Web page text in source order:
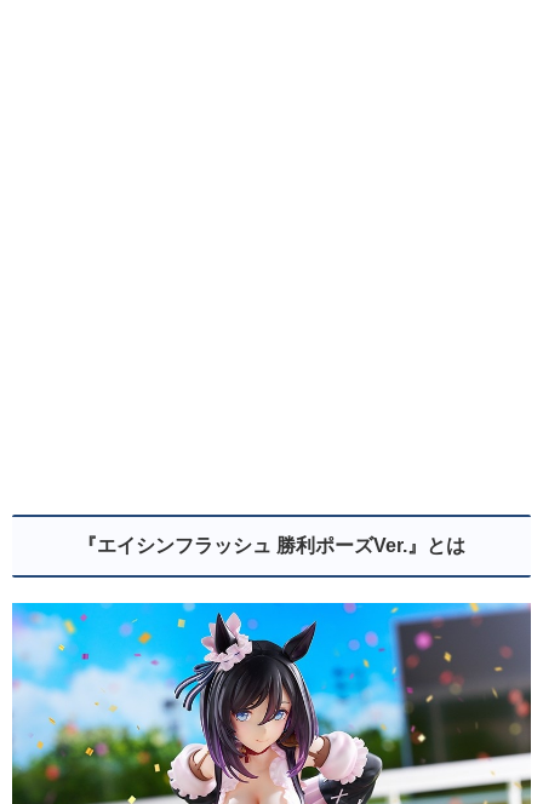
『エイシンフラッシュ 勝利ポーズVer.』とは